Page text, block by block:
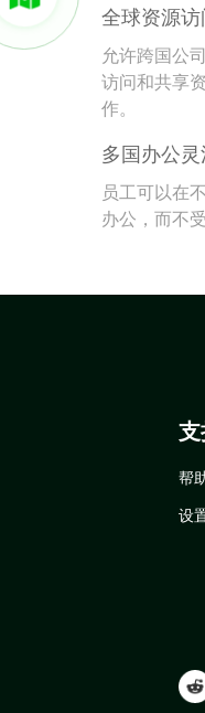
全球资源访
允许跨国公
访问和共享
作。
多国办公
员工可以在
办公，而不
帮
设